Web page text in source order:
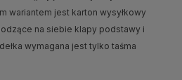
wariantem jest karton wysyłkowy
na siebie klapy podstawy i
wymagana jest tylko taśma